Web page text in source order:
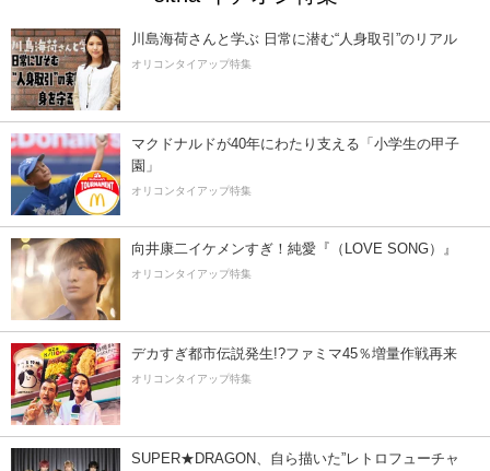
川島海荷さんと学ぶ 日常に潜む“人身取引”のリアル
オリコンタイアップ特集
マクドナルドが40年にわたり支える「小学生の甲子
園」
オリコンタイアップ特集
向井康二イケメンすぎ！純愛『（LOVE SONG）』
オリコンタイアップ特集
デカすぎ都市伝説発生!?ファミマ45％増量作戦再来
オリコンタイアップ特集
SUPER★DRAGON、自ら描いた”レトロフューチャ